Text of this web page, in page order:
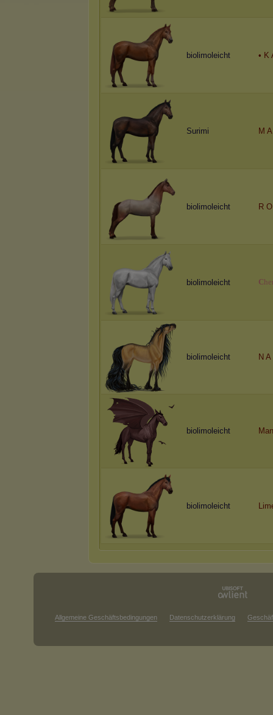
biolimoleicht • K
Surimi M
biolimoleicht R
biolimoleicht Che
biolimoleicht N
biolimoleicht
biolimoleicht
Allgemeine Geschäftsbedingungen Datenschutzerklärung